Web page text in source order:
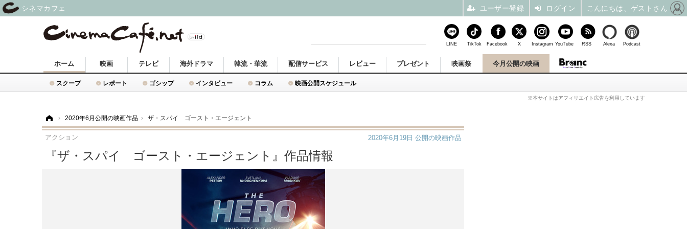
ホーム
スクープ レポート ゴシップ インタビュー コラム 映画公開スケジュール
映画 テレビ 海外ドラマ 韓流・華流 配信サービス レビュー プレゼント 映画祭 今月公開の映画
※本サイトはアフィリエイト広告を利用しています
› 2020年6月公開の映画作品 › ザ・スパイ ゴースト・エージェント
アクション
『ザ・スパイ ゴースト・エージェント』作品情報
2020年6月19日 公開の映画作品
LINE TikTok Facebook X Instagram YouTube RSS Alexa Podcast
シネマカフェ ユーザー登録 ログイン こんにちは、ゲストさん